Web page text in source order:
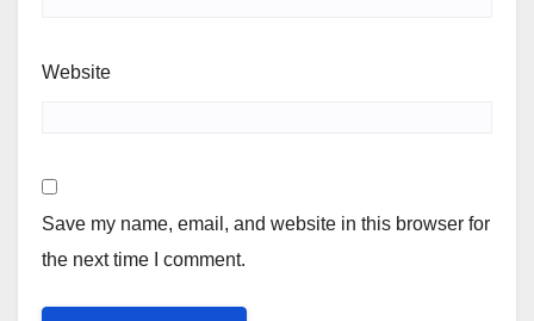
Website
Save my name, email, and website in this browser for
the next time I comment.